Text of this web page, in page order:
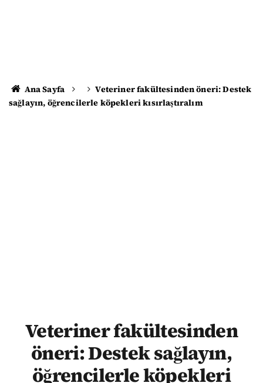
Ana Sayfa
Veteriner fakültesinden öneri: Destek
sağlayın, öğrencilerle köpekleri kısırlaştıralım
Veteriner fakültesinden
öneri: Destek sağlayın,
öğrencilerle köpekleri